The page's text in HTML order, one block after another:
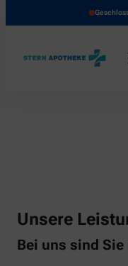
Unsere
Bei uns sind